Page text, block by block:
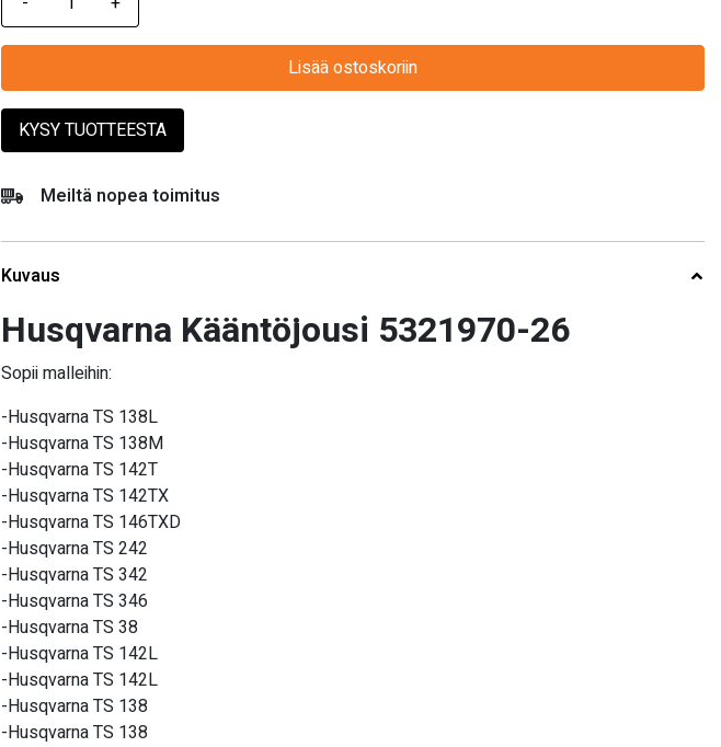
Lisää ostoskoriin
KYSY TUOTTEESTA
Meiltä nopea toimitus
Kuvaus
Husqvarna Kääntöjousi 5321970-26
Sopii malleihin:
-Husqvarna TS 138L
-Husqvarna TS 138M
-Husqvarna TS 142T
-Husqvarna TS 142TX
-Husqvarna TS 146TXD
-Husqvarna TS 242
-Husqvarna TS 342
-Husqvarna TS 346
-Husqvarna TS 38
-Husqvarna TS 142L
-Husqvarna TS 142L
-Husqvarna TS 138
-Husqvarna TS 138